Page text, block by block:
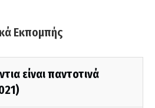
Εκπομπής
είναι παντοτινά